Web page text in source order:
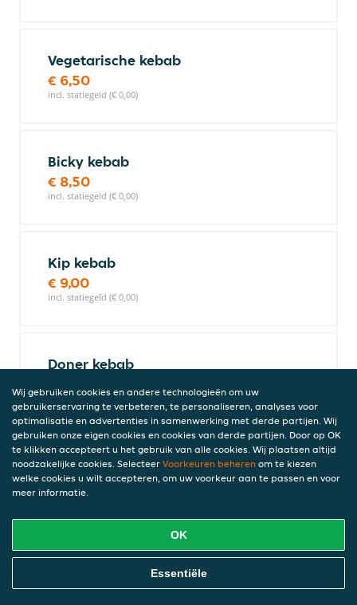
Vegetarische kebab
€ 6,50
incl. statiegeld (€ 0,00)
Bicky kebab
€ 8,50
incl. statiegeld (€ 0,00)
Kip kebab
€ 9,00
incl. statiegeld (€ 0,00)
Doner kebab
incl. statiegeld (€ 0,00)
Kofte
€ 8,50
incl. statiegeld (€ 0,00)
Broodjes
Online Eten Bestellen
Wij gebruiken cookies en andere technologieën om uw
gebruikerservaring te verbeteren, te personaliseren, analyses voor
optimalisatie en advertenties in samenwerking met derde partijen. Wij
gebruiken onze eigen cookies en cookies van derde partijen. Door op OK
te klikken accepteert u het gebruik van alle cookies. Wij plaatsen altijd
noodzakelijke cookies. Selecteer Voorkeuren beheren om te kiezen
welke cookies u wilt accepteren, om uw voorkeur aan te passen en voor
meer informatie.
OK
Essentiële